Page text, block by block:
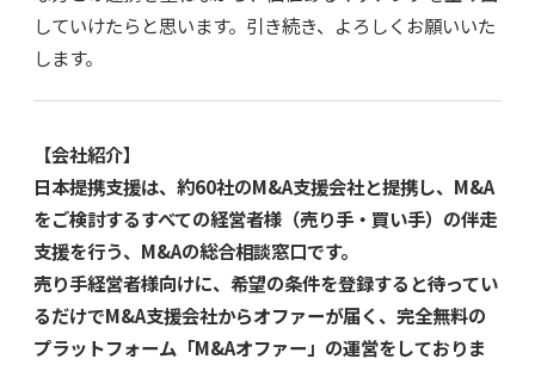
していけたらと思います。引き続き、よろしくお願いいた
します。
【会社紹介】
日本提携支援は、約60社のM&A支援会社と提携し、M&A
をご検討するすべての経営者様（売り手・買い手）の伴走
支援を行う、M&Aの総合相談窓口です。
売り手経営者様向けに、希望の条件を登録すると待ってい
るだけでM&A支援会社からオファーが届く、完全無料の
プラットフォーム「M&Aオファー」の運営をしておりま